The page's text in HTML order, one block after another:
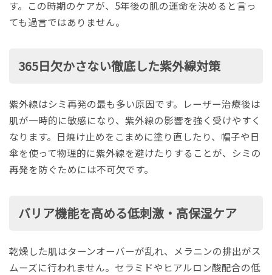
す。この時期のケアが、5年後の肌の運命を決めると言っ
ても過言ではありません。
365日欠かさない徹底した紫外線対策
紫外線はシミ再発の最も多い原因です。レーザー治療後は
肌が一時的に敏感になり、紫外線の影響を強く受けやすく
なります。日焼け止めをこまめに塗り直したり、帽子や日
傘を使って物理的に紫外線を避けたりすることが、シミの
再発を防ぐためには不可欠です。
バリア機能を高める低刺激・高保湿ケア
乾燥した肌はターンオーバーが乱れ、メラニンの排出がス
ムーズに行われません。セラミドやヒアルロン酸配合の低